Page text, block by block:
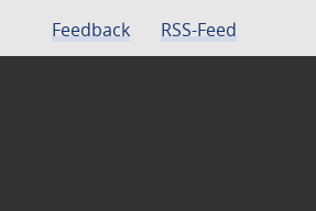
Feedback RSS-Feed